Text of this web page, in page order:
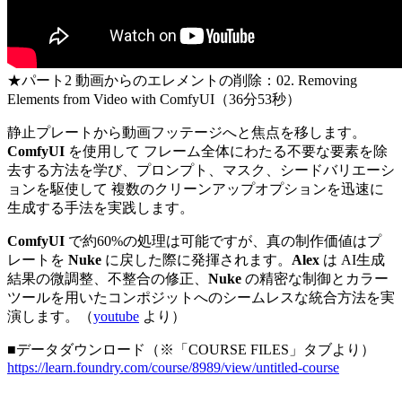
★パート2 動画からのエレメントの削除：02. Removing
Elements from Video with ComfyUI（36分53秒）
静止プレートから動画フッテージへと焦点を移します。
ComfyUI を使用して フレーム全体にわたる不要な要素を除
去する方法を学び、プロンプト、マスク、シードバリエーシ
ョンを駆使して 複数のクリーンアップオプションを迅速に
生成する手法を実践します。
ComfyUI で約60%の処理は可能ですが、真の制作価値はプ
レートを Nuke に戻した際に発揮されます。 Alex は AI生成
結果の微調整、不整合の修正、 Nuke の精密な制御とカラー
ツールを用いたコンポジットへのシームレスな統合方法を実
演します。（youtube より）
■データダウンロード（※「COURSE FILES」タブより）
https://learn.foundry.com/course/8989/view/untitled-course